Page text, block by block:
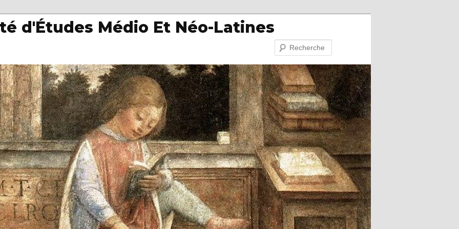
d'Études Médio Et Néo-Latines
Recherche